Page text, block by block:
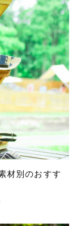
材別のおすす